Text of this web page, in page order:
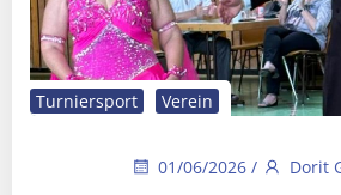
Turniersport Verein
01/06/2026 / Dorit